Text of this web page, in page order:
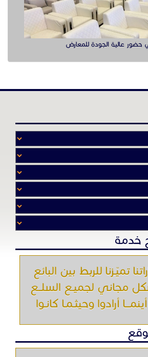
تميّـزنا للربط بين البائع
مجاني لجميـع السلــع
أرادوا وحيثـمـا كانـوا
اتصل بنا